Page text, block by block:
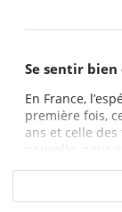
Se sentir bien
En France,
première fois,
ans et celle des
nouvelle, nous